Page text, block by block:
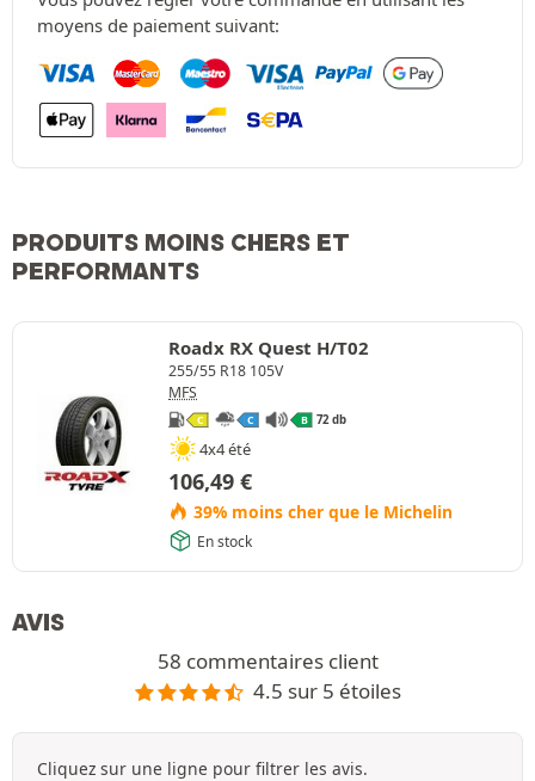
moyens de paiement suivant:
PRODUITS MOINS CHERS ET
PERFORMANTS
Roadx RX Quest H/T02
255/55 R18 105V
MFS
C C B 72 db
4x4 été
106,49 €
39% moins cher que le Michelin
En stock
AVIS
58 commentaires client
4.5 sur 5 étoiles
Cliquez sur une ligne pour filtrer les avis.